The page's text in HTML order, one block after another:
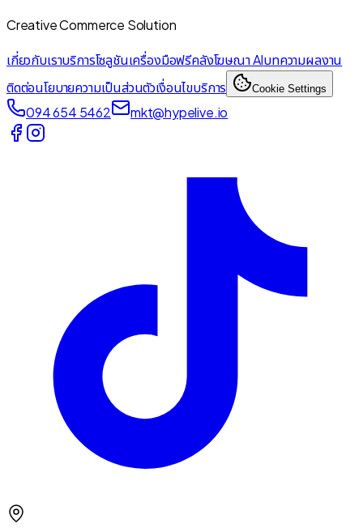
Creative Commerce Solution
เกี่ยวกับเราบริการโซลูชันเครื่องมือฟรีคลังโฆษณา AIบทความผลงาน
ติดต่อนโยบายความเป็นส่วนตัวเงื่อนไขบริการ Cookie Settings
094 654 5462 mkt@hypelive.io